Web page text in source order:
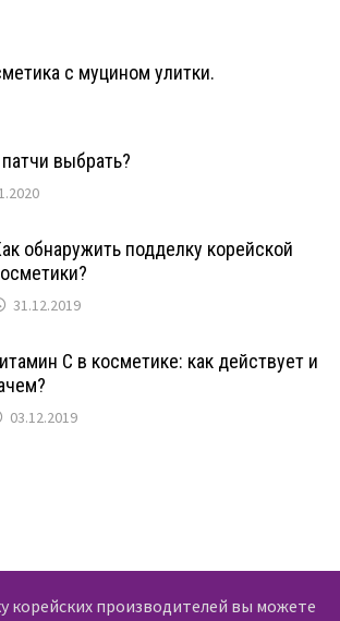
с муцином улитки.
выбрать?
обнаружить подделку корейской
31.12.2019
C в косметике: как действует и
03.12.2019
корейских производителей вы можете